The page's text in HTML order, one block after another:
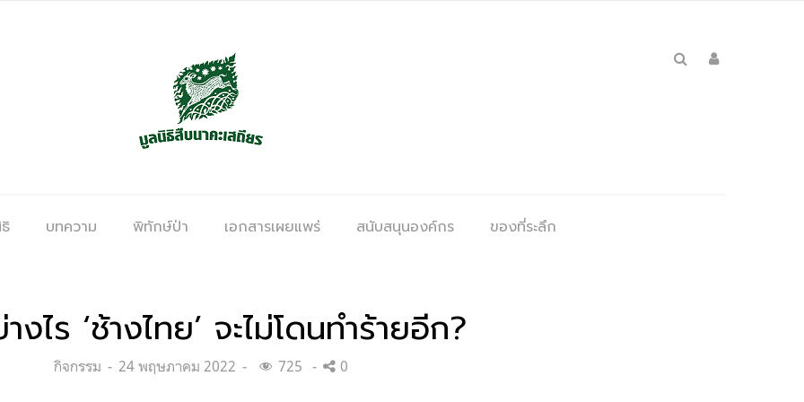
บทความ พิทักษ์ป่า เอกสารเผยแพร่ สนับสนุนองค์กร ของที่ระลึก
งไร ‘ช้างไทย’ จะไม่โดนทำร้ายอีก?
Categories:
กิจกรรม
Posted
24 พฤษภาคม 2022 725 0